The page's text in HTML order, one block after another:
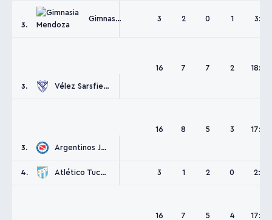
3.
Gimnasia Mendoza 3 2 0 1 3:1
3. Vélez Sarsfield
16 7 7 2 18:12
3. Argentinos Juniors
16 8 5 3 17:13
4. Atlético Tucumán 3 1 2 0 2:0
16 7 5 4 17:13